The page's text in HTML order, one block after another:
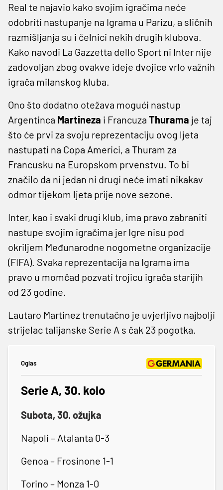
Real te najavio kako svojim igračima neće
odobriti nastupanje na Igrama u Parizu, a sličnih
razmišljanja su i čelnici nekih drugih klubova.
Kako navodi La Gazzetta dello Sport ni Inter nije
zadovoljan zbog ovakve ideje dvojice vrlo važnih
igrača milanskog kluba.
Ono što dodatno otežava mogući nastup
Argentinca Martineza i Francuza Thurama je taj
što će prvi za svoju reprezentaciju ovog ljeta
nastupati na Copa Americi, a Thuram za
Francusku na Europskom prvenstvu. To bi
značilo da ni jedan ni drugi neće imati nikakav
odmor tijekom ljeta prije nove sezone.
Inter, kao i svaki drugi klub, ima pravo zabraniti
nastupe svojim igračima jer Igre nisu pod
okriljem Međunarodne nogometne organizacije
(FIFA). Svaka reprezentacija na Igrama ima
pravo u momčad pozvati trojicu igrača starijih
od 23 godine.
Lautaro Martinez trenutačno je uvjerljivo najbolji
strijelac talijanske Serie A s čak 23 pogotka.
Oglas
Serie A, 30. kolo
Subota, 30. ožujka
Napoli – Atalanta 0-3
Genoa – Frosinone 1-1
Torino – Monza 1-0